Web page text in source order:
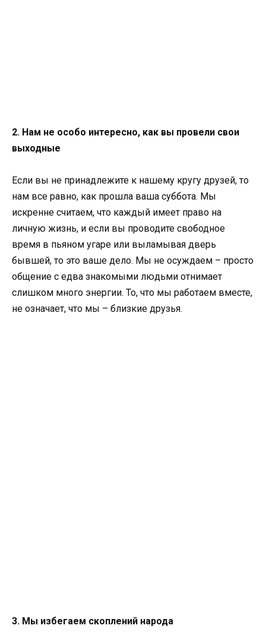
2. Нам не особо интересно, как вы провели свои
выходные
Если вы не принадлежите к нашему кругу друзей, то
нам все равно, как прошла ваша суббота. Мы
искренне считаем, что каждый имеет право на
личную жизнь, и если вы проводите свободное
время в пьяном угаре или выламывая дверь
бывшей, то это ваше дело. Мы не осуждаем – просто
общение с едва знакомыми людьми отнимает
слишком много энергии. То, что мы работаем вместе,
не означает, что мы – близкие друзья.
3. Мы избегаем скоплений народа